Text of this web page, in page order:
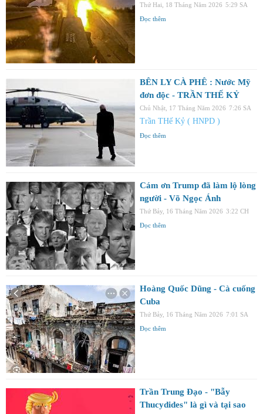
Thứ Hai, 18 Tháng Năm 2026 5:29 SA
Đọc thêm
BÊN LY CÀ PHÊ : Nước Mỹ
đơn độc - TRẦN THẾ KỶ
Chủ Nhật, 17 Tháng Năm 2026 7:26 SA
Trần THế Kỷ ( HNPD )
Đọc thêm
Cám ơn Trump đã làm lộ lòng
người - Võ Ngọc Ánh
Thứ Bảy, 16 Tháng Năm 2026 3:22 CH
Đọc thêm
Hoàng Quốc Dũng - Cà cuống
Cuba
Thứ Bảy, 16 Tháng Năm 2026 7:01 SA
Đọc thêm
Trần Trung Đạo - "Bẫy
Thucydides" là gì và tại sao